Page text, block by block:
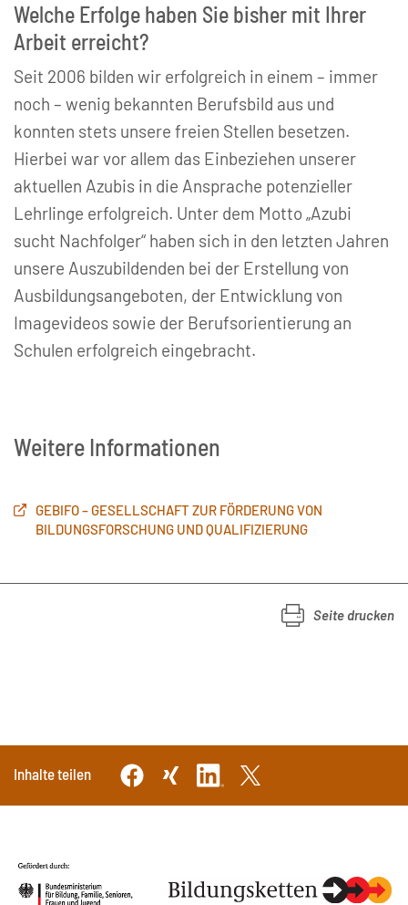
Welche Erfolge haben Sie bisher mit Ihrer
Arbeit erreicht?
Seit 2006 bilden wir erfolgreich in einem – immer
noch – wenig bekannten Berufsbild aus und
konnten stets unsere freien Stellen besetzen.
Hierbei war vor allem das Einbeziehen unserer
aktuellen Azubis in die Ansprache potenzieller
Lehrlinge erfolgreich. Unter dem Motto „Azubi
sucht Nachfolger“ haben sich in den letzten Jahren
unsere Auszubildenden bei der Erstellung von
Ausbildungsangeboten, der Entwicklung von
Imagevideos sowie der Berufsorientierung an
Schulen erfolgreich eingebracht.
Weitere Informationen
GEBIFO – GESELLSCHAFT ZUR FÖRDERUNG VON
BILDUNGSFORSCHUNG UND QUALIFIZIERUNG
Seite drucken
Inhalte teilen